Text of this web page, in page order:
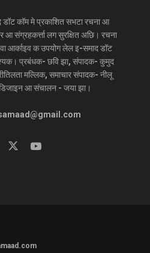
डॉट कॉम मे प्रकाशित सभटा रचना आ
आ संग्रहकर्त्ता लग सुरक्षित अछि। रचना
आर्काइव क उपयोग लेल इ-समाद डॉट
प्रबंधक- छवि झा, संपादक- कुमुद
मल्लिक, समाचार संपादक- नीलू
आ संचालन - जया झा।